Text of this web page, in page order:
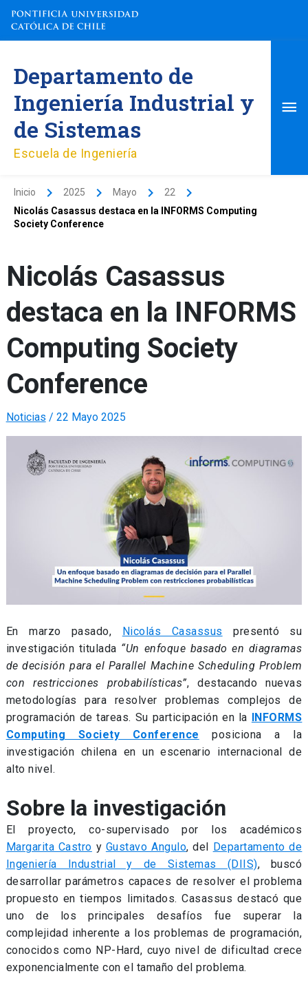
contenido
Departamento de
Ingeniería Industrial y
de Sistemas
Escuela de Ingeniería
Inicio 2025 Mayo
22
Nicolás Casassus destaca en la INFORMS Computing
Society Conference
Nicolás Casassus
destaca en la INFORMS
Computing Society
Conference
Noticias / 22 Mayo 2025
En marzo pasado, Nicolás Casassus presentó su
investigación titulada “Un enfoque basado en diagramas
de decisión para el Parallel Machine Scheduling Problem
con restricciones probabilísticas”, destacando nuevas
metodologías para resolver problemas complejos de
programación de tareas. Su participación en la INFORMS
Computing Society Conference posiciona a la
investigación chilena en un escenario internacional de
alto nivel.
Sobre la investigación
El proyecto, co-supervisado por los académicos
Margarita Castro y Gustavo Angulo, del
Departamento de
Ingeniería Industrial y de Sistemas (DIIS), buscó
desarrollar parámetros capaces de resolver el problema
propuesto en tiempos limitados. Casassus destacó que
uno de los principales desafíos fue superar la
complejidad inherente a los problemas de programación,
conocidos como NP-Hard, cuyo nivel de dificultad crece
exponencialmente con el tamaño del problema.